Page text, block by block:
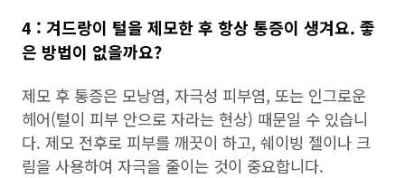
4 : 겨드랑이 털을 제모한 후 항상 통증이 생겨요. 좋
은 방법이 없을까요?
제모 후 통증은 모낭염, 자극성 피부염, 또는 인그로운
헤어(털이 피부 안으로 자라는 현상) 때문일 수 있습니
다. 제모 전후로 피부를 깨끗이 하고, 쉐이빙 젤이나 크
림을 사용하여 자극을 줄이는 것이 중요합니다.